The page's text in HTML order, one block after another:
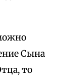
Сына
то